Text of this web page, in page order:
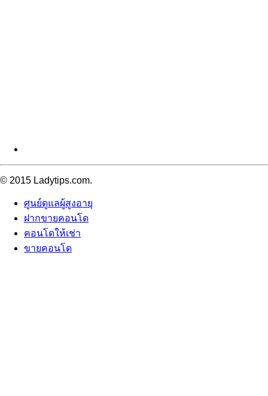
© 2015 Ladytips.com.
ศูนย์ดูแลผู้สูงอายุ
ฝากขายคอนโด
คอนโดให้เช่า
ขายคอนโด